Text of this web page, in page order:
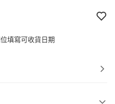
填寫可收貨日期